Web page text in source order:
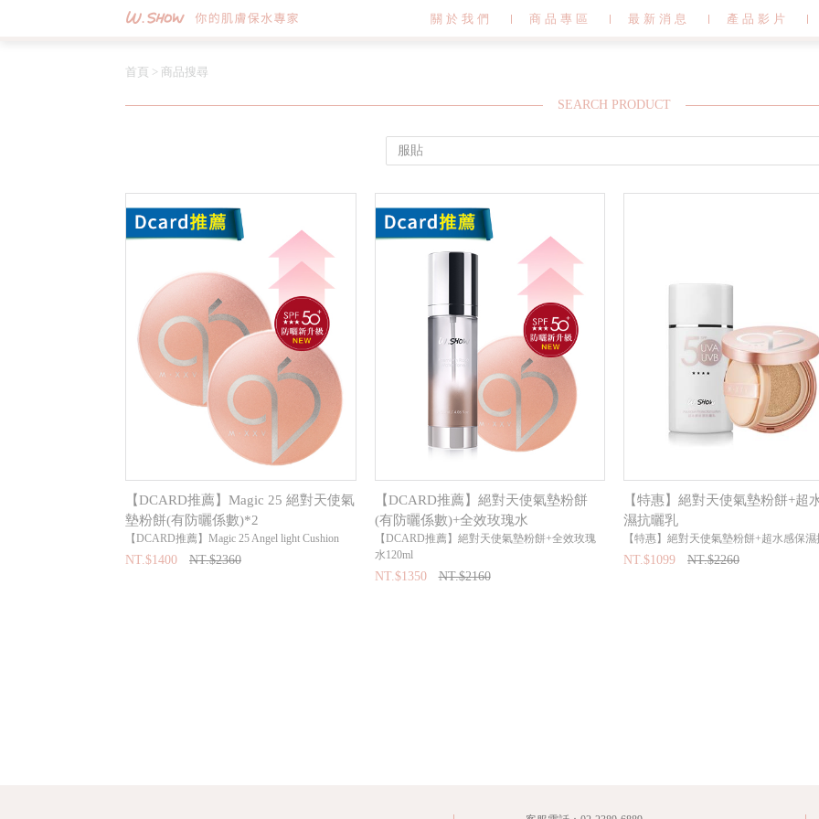
關於我們 商品專區 最新消息 產品影片
首頁 > 商品搜尋
SEARCH PRODUCT
【DCARD推薦】Magic 25 絕對天使氣
墊粉餅(有防曬係數)*2
【DCARD推薦】Magic 25 Angel light Cushion
NT.$1400 NT.$2360
【DCARD推薦】絕對天使氣墊粉餅
(有防曬係數)+全效玫瑰水
【DCARD推薦】絕對天使氣墊粉餅+全效玫瑰
水120ml
NT.$1350 NT.$2160
【特惠】絕對天使氣墊粉餅+超
濕抗曬乳
【特惠】絕對天使氣墊粉餅+超水感保
NT.$1099 NT.$2260